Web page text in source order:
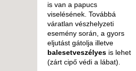
is van a papucs
viselésének. Továbbá
váratlan vészhelyzeti
esemény során, a gyors
eljutást gátolja illetve
balesetveszélyes is lehet
(zárt cipő védi a lábat).